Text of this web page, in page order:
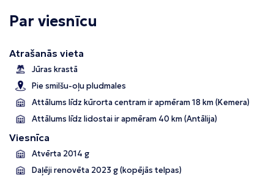
Par viesnīcu
Atrašanās vieta
Jūras krastā
Pie smilšu-oļu pludmales
Attālums līdz kūrorta centram ir apmēram 18 km (Kemera)
Attālums līdz lidostai ir apmēram 40 km (Antālija)
Viesnīca
Atvērta 2014 g
Daļēji renovēta 2023 g (kopējās telpas)